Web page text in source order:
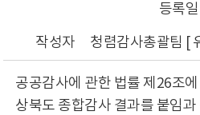
등록일
작성자
청렴감사총괄팀 [
공공감사에 관한 법률 제26조
상북도 종합감사 결과를 붙임